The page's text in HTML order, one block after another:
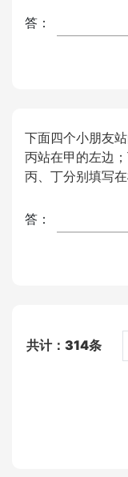
答：
下面四个小朋友
丙站在甲的左边
丙、丁分别填写在
答：
314